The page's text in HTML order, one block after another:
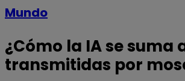
Mundo
¿Cómo la IA se
transmitidas por